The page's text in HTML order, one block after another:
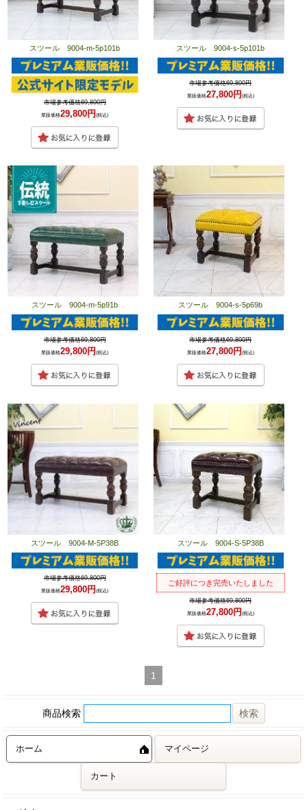
スツール 9004-m-5p101b
市場参考価格69,800円
業販価格29,800円(税込)
スツール 9004-s-5p101b
市場参考価格69,800円
業販価格27,800円 (税込)
スツール 9004-m-5p91b
市場参考価格69,800円
業販価格29,800円(税込)
スツール 9004-s-5p69b
市場参考価格69,800円
業販価格27,800円 (税込)
スツール 9004-M-5P38B
市場参考価格69,800円
業販価格29,800円(税込)
スツール 9004-S-5P38B
ご好評につき完売いたしました
市場参考価格69,800円
業販価格27,800円 (税込)
1
商品検索
ホーム マイページ
カート